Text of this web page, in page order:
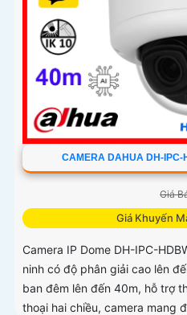
CAMERA DAHUA DH-IPC-
Giá
Giá Khuyến
Camera IP Dome DH-IPC-
ninh có độ phân giải cao lên
ban đêm lên đến 40m, hỗ trợ
thoại hai chiều, camera mang